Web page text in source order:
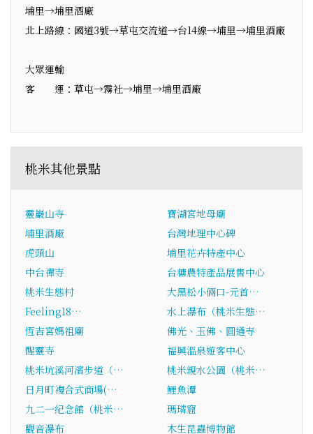
埔里→埔里酒廠
北上路線：國道3號→草屯交流道→台14線→埔里→埔里酒廠
大眾運輸
客 運：草屯→霧社→埔里→埔里酒廠
桃米其他景點
靈巖山寺
寶湖宮地母廟
埔里酒廠
台灣地理中心碑
虎頭山
埔里花卉特產中心
中台禪寺
台糖農特產品展售中心
桃米生態村
大黑松小倆口-元首…
Feeling18…
水上瀑布（桃米生態…
恆吉宮媽祖廟
佛光、玉佛、圓通寺
醒靈寺
福興溫泉遊客中心
桃米坑溪河濱步道（…
桃米親水公園（桃米…
日月町複合式商場(…
鯉魚潭
九二一紀念館（桃米…
瑪璘窟
觀音瀑布
木生昆蟲博物館